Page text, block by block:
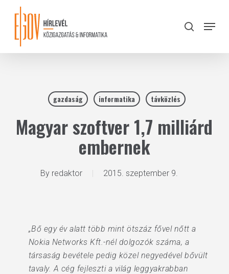
content
search
Menu
gazdaság informatika távközlés
Magyar szoftver 1,7 milliárd
embernek
By redaktor 2015. szeptember 9.
„Bő egy év alatt több mint ötszáz fővel nőtt a
Nokia Networks Kft.-nél dolgozók száma, a
társaság bevétele pedig közel negyedével bővült
tavaly. A cég fejleszti a világ leggyakrabban
Close